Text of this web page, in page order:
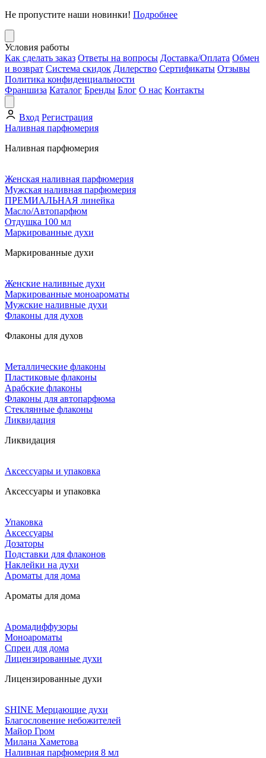
Не пропустите наши новинки! Подробнее
Условия работы
Как сделать заказ Ответы на вопросы Доставка/Оплата Обмен
и возврат Система скидок Дилерство Сертификаты Отзывы
Политика конфиденциальности
Франшиза Каталог Бренды Блог О нас Контакты
Вход Регистрация
Наливная парфюмерия
Наливная парфюмерия
Женская наливная парфюмерия
Мужская наливная парфюмерия
ПРЕМИАЛЬНАЯ линейка
Масло/Автопарфюм
Отдушка 100 мл
Маркированные духи
Маркированные духи
Женские наливные духи
Маркированные моноароматы
Мужские наливные духи
Флаконы для духов
Флаконы для духов
Металлические флаконы
Пластиковые флаконы
Арабские флаконы
Флаконы для автопарфюма
Стеклянные флаконы
Ликвидация
Ликвидация
Аксессуары и упаковка
Аксессуары и упаковка
Упаковка
Аксессуары
Дозаторы
Подставки для флаконов
Наклейки на духи
Ароматы для дома
Ароматы для дома
Аромадиффузоры
Моноароматы
Спреи для дома
Лицензированные духи
Лицензированные духи
SHINE Мерцающие духи
Благословение небожителей
Майор Гром
Милана Хаметова
Наливная парфюмерия 8 мл